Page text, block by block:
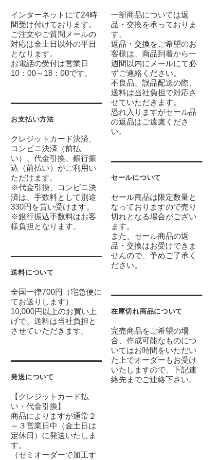
インターネットにて24時
間受け付けております。
ご注文やご質問メールの
対応は金土日以外の平日
となります。
お電話の受付は営業日
10：00～18：00です。
お支払い方法
クレジットカード決済、
コンビニ決済（前払
い）、代金引換、銀行振
込（前払い）がご利用い
ただけます。
※代金引換、コンビニ決
済は、手数料として別途
330円を貰い受けます。
※銀行振込手数料はお客
様負担となります。
送料について
全国一律700円（宅急便に
てお送りします）
10,000円以上のお買い上
げで、送料は当社負担と
させていただきます。
発送について
【クレジットカード払
い・代金引換】
商品によりますが通常２
～３営業日中（金土日は
定休日）に発送いたしま
す。
（セミオーダーで加工す
一部商品については返
品・交換を承っておりま
す。
返品・交換をご希望のお
客様は、商品到着から一
週間以内にメールにて必
ずご連絡ください。
不良品、誤品配送の際、
送料は当社負担で対応さ
せていただきます。
恐れ入りますがセール品
の返品はご遠慮くださ
い。
セールについて
セール商品は限定数量と
なっておりますので売り
切れとなる場合がござい
ます。
また、セール商品の返
品・交換はお受けできま
せんので、予めご了承く
ださい。
在庫切れ商品について
完売商品をご希望の場
合、作成可能なものにつ
いてはお時間をいただい
た上でオーダーもお受け
いたしますので、下記連
絡先までご連絡下さい。